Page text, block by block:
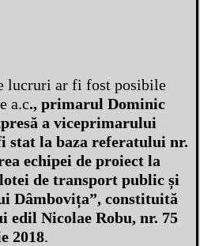
lucruri ar fi fost posibile
a.c., primarul Dominic
a viceprimarului
stat la baza referatului nr.
echipei de proiect la
de transport public și
Dâmbovița”, constituită
edil Nicolae Robu, nr. 75
2018.